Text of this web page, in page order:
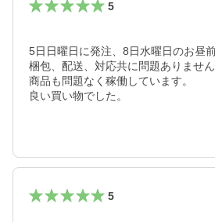
5
5日日曜日に発注、8日水曜日のお昼
梱包、配送、対応共に問題ありません
商品も問題なく稼働しています。
良い買い物でした。
5